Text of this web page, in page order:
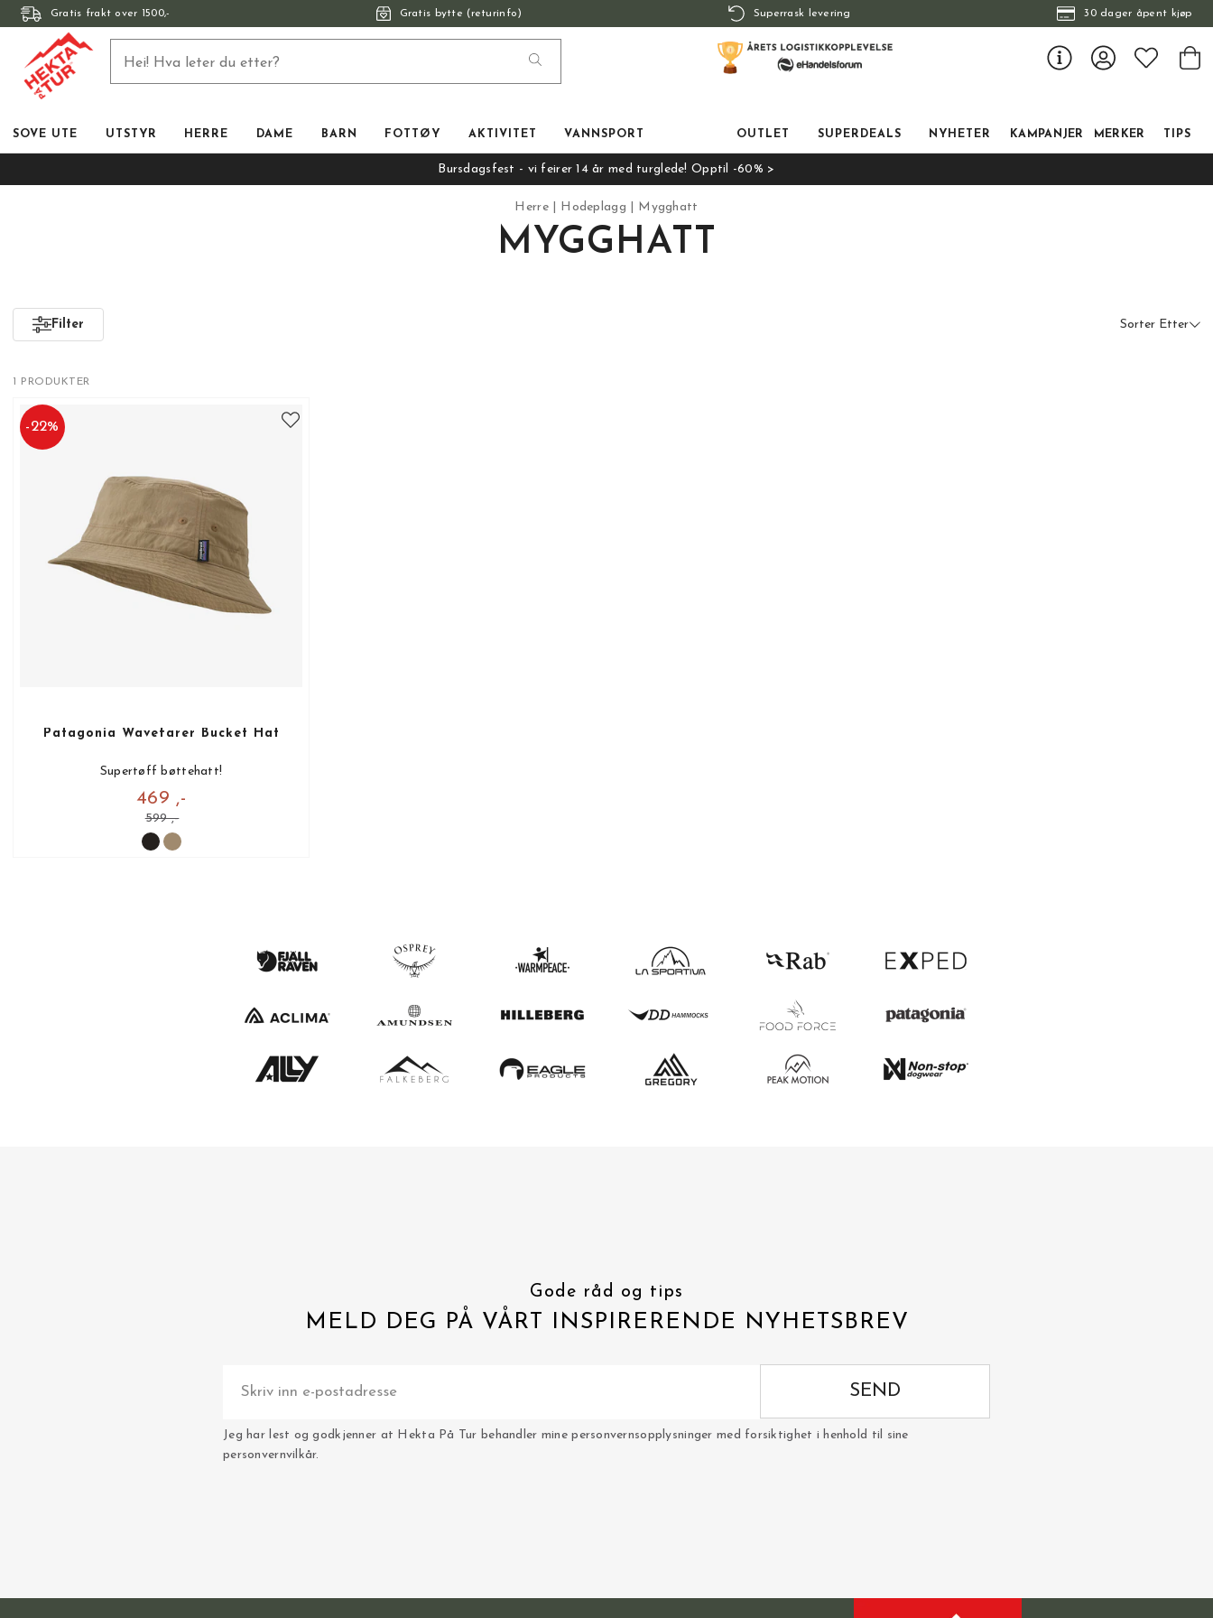
Gratis frakt over 1500,- Gratis bytte (returinfo) Superrask levering 30 dager åpent kjøp
SOVE UTE UTSTYR HERRE DAME BARN FOTTØY AKTIVITET VANNSPORT OUTLET SUPERDEALS NYHETER KAMPANJER MERKER TIPS
Bursdagsfest - vi feirer 14 år med turglede! Opptil -60% >
Herre Hodeplagg Mygghatt
MYGGHATT
Filter Sorter Etter
1 PRODUKTER
-22%
Patagonia Wavefarer Bucket Hat
Supertøff bøttehatt!
469 ,-
599 ,-
Gode råd og tips
MELD DEG PÅ VÅRT INSPIRERENDE NYHETSBREV
SEND
Jeg har lest og godkjenner at Hekta På Tur behandler mine personvernsopplysninger med forsiktighet i henhold til sine
personvernvilkår.